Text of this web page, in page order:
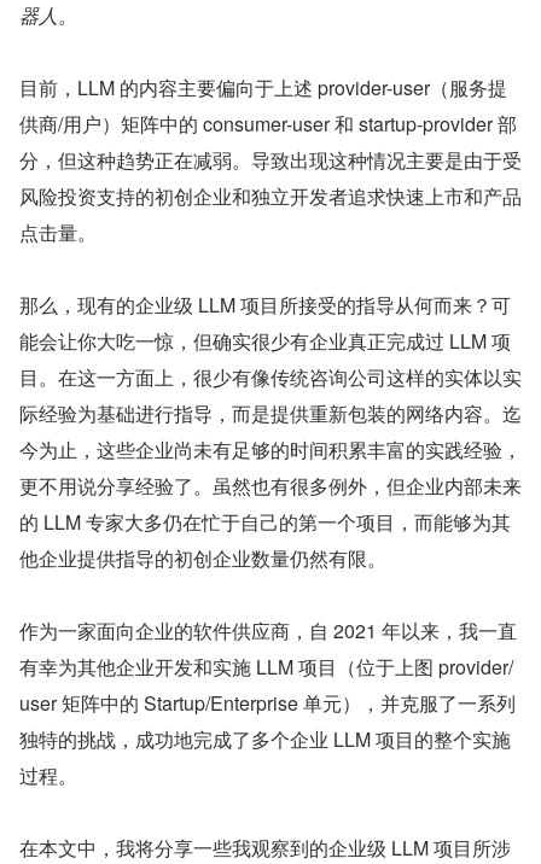
器人。
目前，LLM 的内容主要偏向于上述 provider-user（服务提
供商/用户）矩阵中的 consumer-user 和 startup-provider 部
分，但这种趋势正在减弱。导致出现这种情况主要是由于受
风险投资支持的初创企业和独立开发者追求快速上市和产品
点击量。
那么，现有的企业级 LLM 项目所接受的指导从何而来？可
能会让你大吃一惊，但确实很少有企业真正完成过 LLM 项
目。在这一方面上，很少有像传统咨询公司这样的实体以实
际经验为基础进行指导，而是提供重新包装的网络内容。迄
今为止，这些企业尚未有足够的时间积累丰富的实践经验，
更不用说分享经验了。虽然也有很多例外，但企业内部未来
的 LLM 专家大多仍在忙于自己的第一个项目，而能够为其
他企业提供指导的初创企业数量仍然有限。
作为一家面向企业的软件供应商，自 2021 年以来，我一直
有幸为其他企业开发和实施 LLM 项目（位于上图 provider/
user 矩阵中的 Startup/Enterprise 单元），并克服了一系列
独特的挑战，成功地完成了多个企业 LLM 项目的整个实施
过程。
在本文中，我将分享一些我观察到的企业级 LLM 项目所涉